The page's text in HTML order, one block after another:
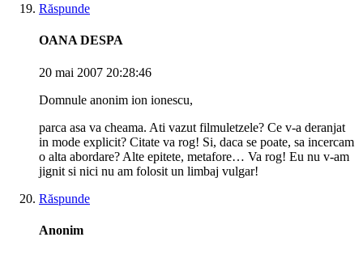
Răspunde
OANA DESPA
20 mai 2007 20:28:46
Domnule anonim ion ionescu,
parca asa va cheama. Ati vazut filmuletzele? Ce v-a deranjat
in mode explicit? Citate va rog! Si, daca se poate, sa incercam
o alta abordare? Alte epitete, metafore… Va rog! Eu nu v-am
jignit si nici nu am folosit un limbaj vulgar!
Răspunde
Anonim